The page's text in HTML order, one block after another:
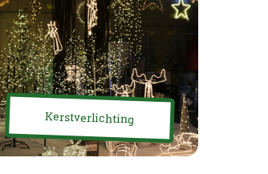
Kerstverlichting